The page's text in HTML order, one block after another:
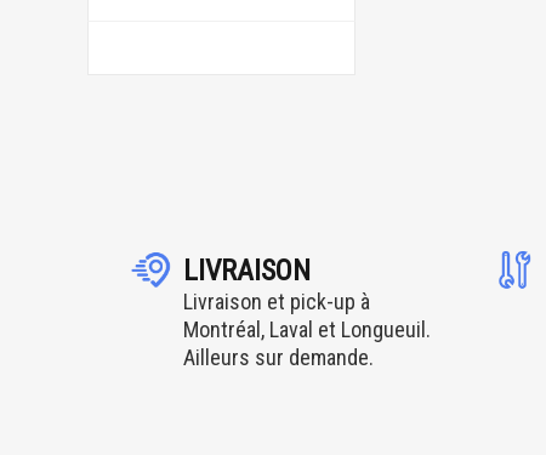
LIVRAISON
Livraison et pick-up à
Montréal, Laval et Longueuil.
Ailleurs sur demande.